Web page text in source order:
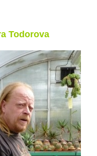
Todorova